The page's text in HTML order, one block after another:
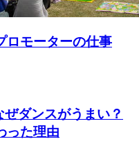
ロモーターの仕事
ダンスがうまい？
った理由